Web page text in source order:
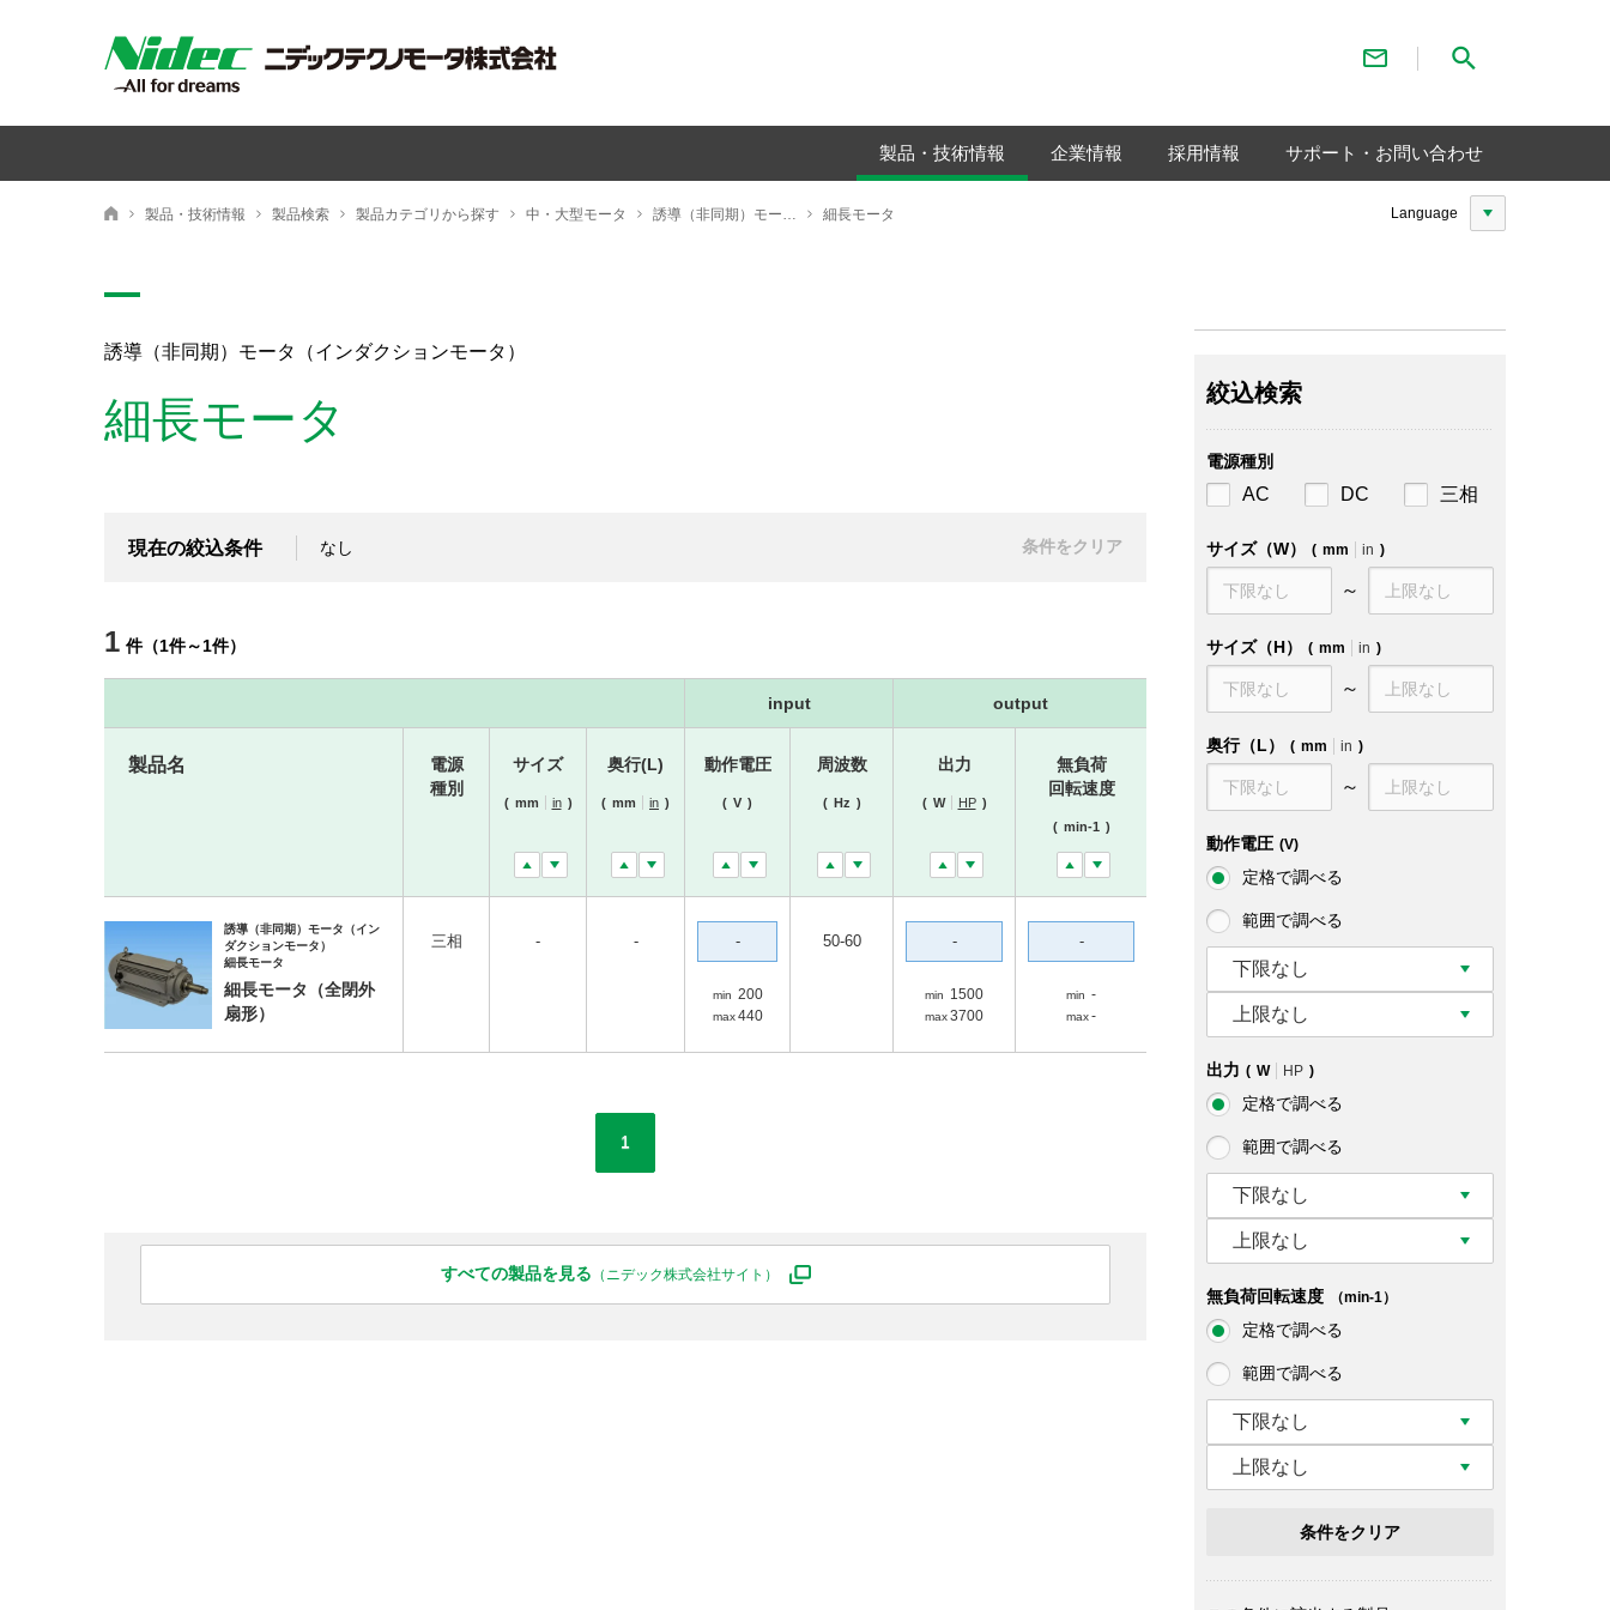
Language
お問い合わせ
製品・技術情報 企業情報 採用情報 サポート・お問い合わせ
ニデックテクノモータ株式会社
製品・技術情報 製品検索 製品カテゴリから探す 中・大型モータ 誘導（非同期）モータ（インダクションモータ） 細長モータ
誘導（非同期）モータ（インダクションモータ）
細長モータ
現在の絞込条件 なし 条件をクリア
絞込検索
電源種別
AC DC 三相
サイズ（W） ( mm in )
～
サイズ（H） ( mm in )
～
奥行（L） ( mm in )
～
動作電圧 (V)
定格で調べる
範囲で調べる
下限なし
上限なし
出力 ( W HP )
定格で調べる
範囲で調べる
下限なし
上限なし
無負荷回転速度 （min-1）
定格で調べる
範囲で調べる
下限なし
上限なし
条件をクリア
1 件（1件～1件）
input output
製品名
電源
種別
サイズ
( mm in )
奥行(L)
( mm in )
動作電圧
( V )
周波数
( Hz )
出力
( W HP )
無負荷
回転速度
( min-1 )
誘導（非同期）モータ（イン
ダクションモータ）
細長モータ
細長モータ（全閉外
扇形）
三相 - - -
min 200
max 440
50-60 -
min 1500
max3700
-
min -
max-
1
すべての製品を見る （ニデック株式会社サイト）